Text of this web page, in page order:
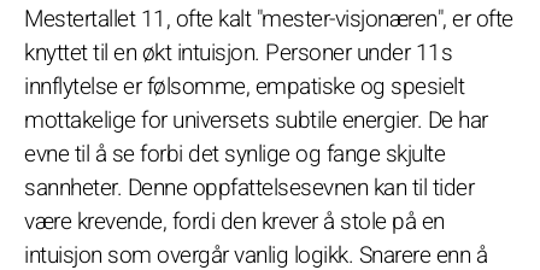
Mestertallet 11, ofte kalt "mester-visjonæren", er ofte
knyttet til en økt intuisjon. Personer under 11s
innflytelse er følsomme, empatiske og spesielt
mottakelige for universets subtile energier. De har
evne til å se forbi det synlige og fange skjulte
sannheter. Denne oppfattelsesevnen kan til tider
være krevende, fordi den krever å stole på en
intuisjon som overgår vanlig logikk. Snarere enn å